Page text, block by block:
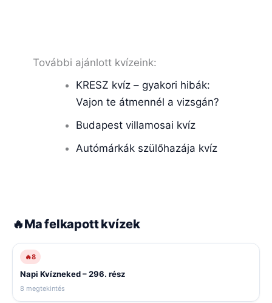
További ajánlott kvízeink:
KRESZ kvíz – gyakori hibák:
Vajon te átmennél a vizsgán?
Budapest villamosai kvíz
Autómárkák szülőhazája kvíz
🔥Ma felkapott kvízek
🔥8
Napi Kvízneked – 296. rész
8 megtekintés